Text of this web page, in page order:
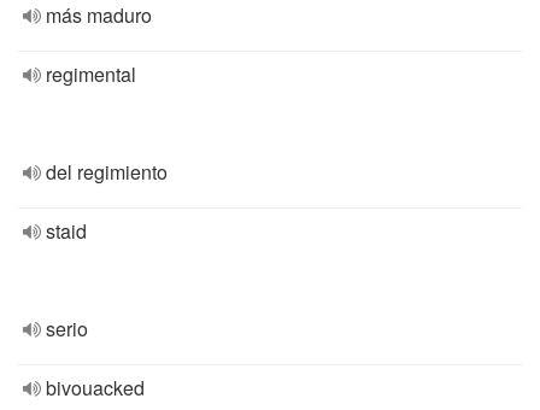
más maduro
regimental
del regimiento
staid
serio
bivouacked